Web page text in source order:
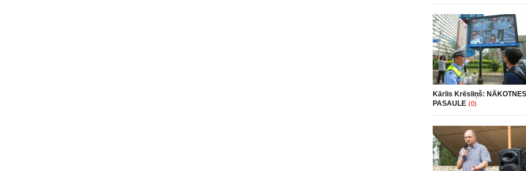
Kārlis Krēsliņš: NĀKOTNES
PASAULE (0)